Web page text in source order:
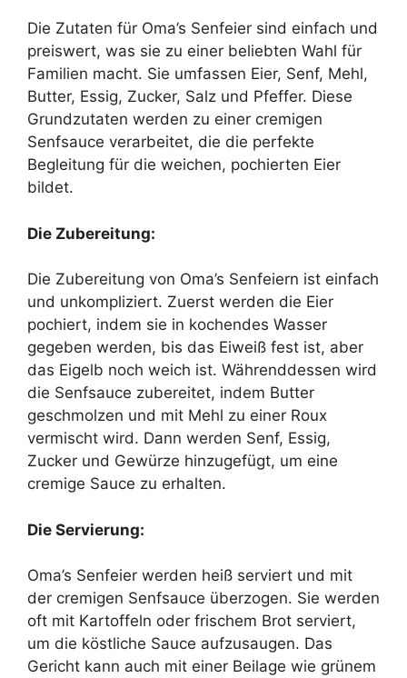
Die Zutaten für Oma’s Senfeier sind einfach und
preiswert, was sie zu einer beliebten Wahl für
Familien macht. Sie umfassen Eier, Senf, Mehl,
Butter, Essig, Zucker, Salz und Pfeffer. Diese
Grundzutaten werden zu einer cremigen
Senfsauce verarbeitet, die die perfekte
Begleitung für die weichen, pochierten Eier
bildet.
Die Zubereitung:
Die Zubereitung von Oma’s Senfeiern ist einfach
und unkompliziert. Zuerst werden die Eier
pochiert, indem sie in kochendes Wasser
gegeben werden, bis das Eiweiß fest ist, aber
das Eigelb noch weich ist. Währenddessen wird
die Senfsauce zubereitet, indem Butter
geschmolzen und mit Mehl zu einer Roux
vermischt wird. Dann werden Senf, Essig,
Zucker und Gewürze hinzugefügt, um eine
cremige Sauce zu erhalten.
Die Servierung:
Oma’s Senfeier werden heiß serviert und mit
der cremigen Senfsauce überzogen. Sie werden
oft mit Kartoffeln oder frischem Brot serviert,
um die köstliche Sauce aufzusaugen. Das
Gericht kann auch mit einer Beilage wie grünem